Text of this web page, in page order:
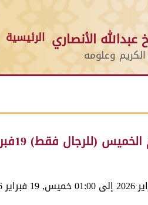
الأنصاري
الكريم وعلومه
الرئيسية
فقط) 19فبراير 16 سنة فما فوق